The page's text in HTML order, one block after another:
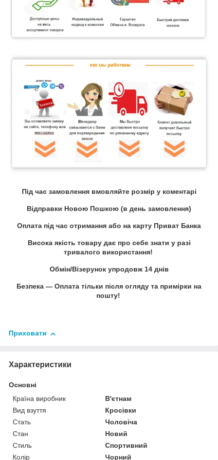
Під час замовлення вмовляйте розмір у коментарі
Відправки Новою Пошкою (в день замовлення)
Оплата під час отримання або на карту Приват Банка
Висока якість товару дає про себе знати у разі
тривалого використання!
Обмін/Візерунок упродовж 14 днів
Безпека — Оплата тільки після огляду та примірки на
пошту!
Приховати
Характеристики
Основні
Країна виробник
В'єтнам
Вид взуття
Кросівки
Стать
Чоловіча
Стан
Новий
Стиль
Спортивний
Колір
Чорний